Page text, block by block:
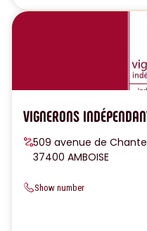
VIGNERONS
509 avenue de
37400 AMBOISE
Show number